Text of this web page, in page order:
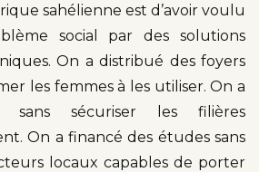
sahélienne est d’avoir voulu
social par des solutions
On a distribué des foyers
les femmes à les utiliser. On a
sécuriser les filières
On a financé des études sans
locaux capables de porter